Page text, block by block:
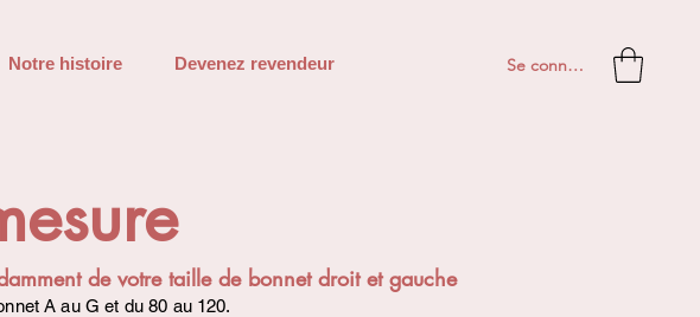
Notre histoire Devenez revendeur Se connecter
de votre taille de bonnet droit et gauche
A au G et du 80 au 120.